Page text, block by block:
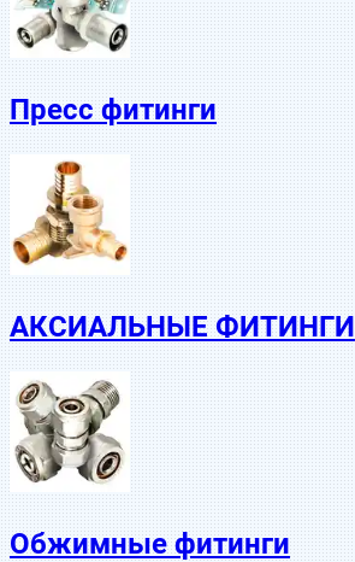
Пресс фитинги
АКСИАЛЬНЫЕ ФИТИНГИ
Обжимные фитинги